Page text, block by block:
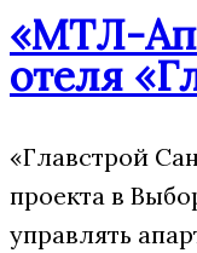
«МТЛ-
отеля
«Главстрой
проекта в
управлять